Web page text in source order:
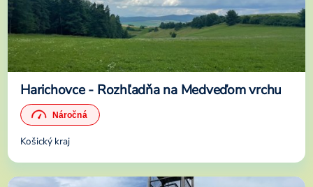
Harichovce - Rozhľadňa na Medveďom vrchu
Košický kraj